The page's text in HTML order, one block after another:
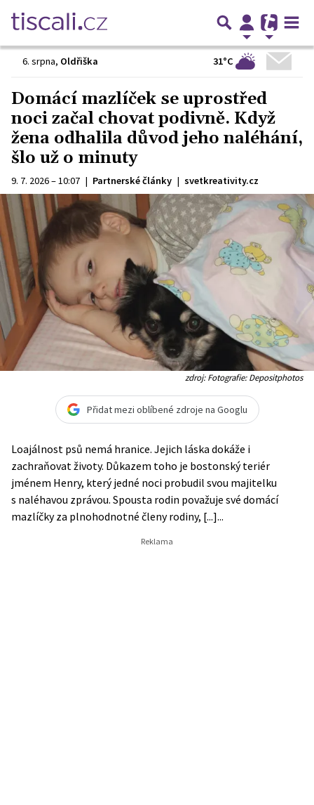
6. srpna, Oldřiška 31°C
Domácí mazlíček se uprostřed
noci začal chovat podivně. Když
žena odhalila důvod jeho naléhání,
šlo už o minuty
9. 7. 2026 – 10:07 | Partnerské články | svetkreativity.cz
zdroj: Fotografie: Depositphotos
Přidat mezi oblíbené zdroje na Googlu
Loajálnost psů nemá hranice. Jejich láska dokáže i
zachraňovat životy. Důkazem toho je bostonský teriér
jménem Henry, který jedné noci probudil svou majitelku
s naléhavou zprávou. Spousta rodin považuje své domácí
mazlíčky za plnohodnotné členy rodiny, [...]...